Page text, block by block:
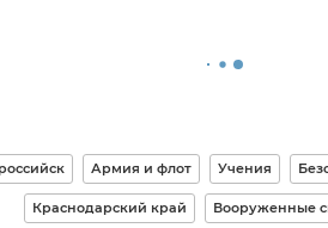
Армия и флот Учения
Краснодарский край Вооруженные